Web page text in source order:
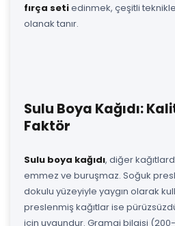
fırça setiedinmek, çeşitli
olanak tanır.
Sulu Boya Kağıdı:
Faktör
Sulu boya kağıdı, diğer
emmez ve buruşmaz. Soğuk
dokulu yüzeyiyle yaygın olarak
preslenmiş kağıtlar ise
için uygundur. Gramaj bilgisi